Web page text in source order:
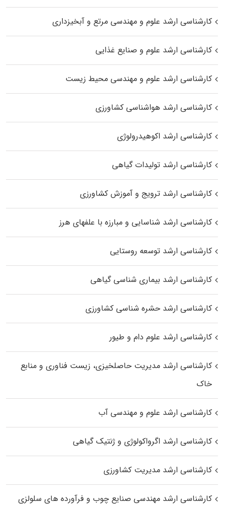
کارشناسی ارشد علوم و مهندسی مرتع و آبخیزداری
کارشناسی ارشد علوم و صنایع غذایی
کارشناسی ارشد علوم و مهندسی محیط زیست
کارشناسی ارشد هواشناسی کشاورزی
کارشناسی ارشد اکوهیدرولوژی
کارشناسی ارشد تولیدات گیاهی
کارشناسی ارشد ترویج و آموزش کشاورزی
کارشناسی ارشد شناسایی و مبارزه با علفهای هرز
کارشناسی ارشد توسعه روستایی
کارشناسی ارشد بیماری‌ شناسی گیاهی
کارشناسی ارشد حشره‌ شناسی کشاورزی
کارشناسی ارشد علوم دام و طیور
کارشناسی ارشد مدیریت حاصلخیزی، زیست فناوری و منابع
خاک
کارشناسی ارشد علوم و مهندسی آب
کارشناسی ارشد اگرواکولوژی و ژنتیک گیاهی
کارشناسی ارشد مدیریت کشاورزی
کارشناسی ارشد مهندسی صنایع چوب و فرآورده‌ های سلولزی